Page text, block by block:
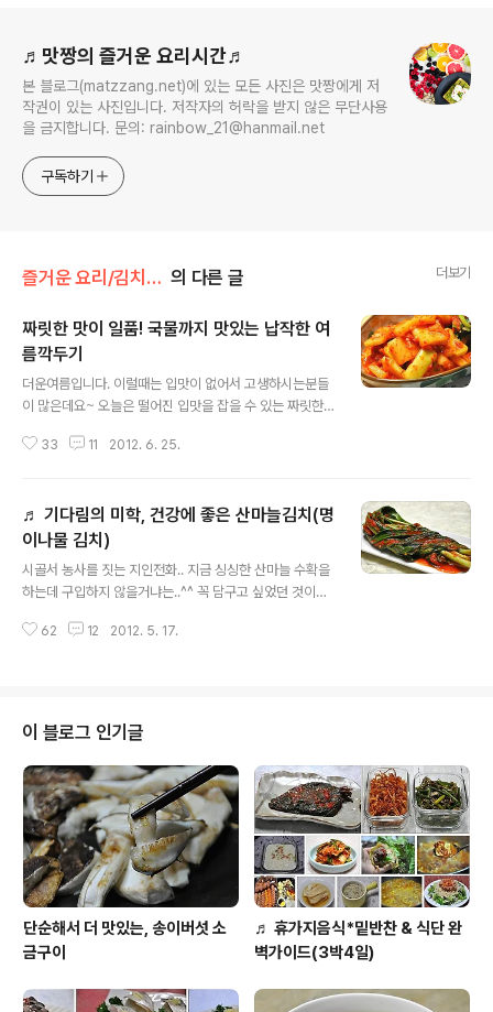
♬맛짱의 즐거운 요리시간♬
본 블로그(matzzang.net)에 있는 모든 사진은 맛짱에게 저
작권이 있는 사진입니다. 저작자의 허락을 받지 않은 무단사용
을 금지합니다. 문의: rainbow_21@hanmail.net
구독하기
즐거운 요리/김치 겉절이 의 다른 글 더보기
짜릿한 맛이 일품! 국물까지 맛있는 납작한 여
름깍두기
더운여름입니다. 이럴때는 입맛이 없어서 고생하시는분들
이 많은데요~ 오늘은 떨어진 입맛을 잡을 수 있는 짜릿한
썰어서 만든 ..일명 납작깍뚜기랍니다. 부추와 곁들여 담아
가지) [참고]♪소풍&나들이 도시락모음(김밥,샌드위치,주
먹밥등등) ◈ 입 맛 잡아주는 짜릿한 여름부추깍뚜기 ◈
ㅋ~ 무사진이 요것 밖에 없네요. 사실 .. 동네 마트에 갔는
데 ~ 제주무라고 하면서, 마지막 저장무를 팔더라고요. 요
즘 저장무가 거의 없을때라 기쁜마음에 넉넉히 구입을 하
였어요. 집에와서 손질을 하는데~ 반이상 바람이 쓩쓩~ㅠ
33 11 2012. 6. 25.
♬ 기다림의 미학, 건강에 좋은 산마늘김치(명
이나물 김치)
시골서 농사를 짓는 지인전화.. 지금 싱싱한 산마늘 수확을
하는데 구입하지 않을거냐는..^^ 꼭 담구고 싶었던 것이라..
산마늘 한박스가 도착을 하였네요. 마음이 급하여 꺼내다
어난 산나물 57가지'참고) 식이섬유를 많이 함유하고 있는
산마늘은 콜레스테롤을 잡아 주는 등등에 많은 효과가 있
다고 하는데요. 먹어서 약되는 산마늘의 효과가 많아 '건강
에 좋은'으로 적고 포스팅 정리합니다. ^^ ◈ 기다림의 미
학, 건강에 좋은 산마늘김치(명이나물 김치) ◈ 요로코롬
맛있는 산마늘 김치를 만..
62 12 2012. 5. 17.
이 블로그 인기글
단순해서 더 맛있는, 송이버섯 소
금구이
♬ 휴가지음식*밑반찬 & 식단 완
벽가이드(3박4일)